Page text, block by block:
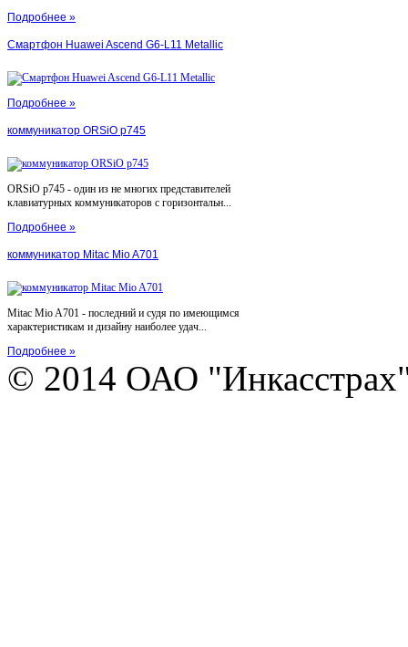
Подробнее »
Смартфон Huawei Ascend G6-L11 Metallic
Подробнее »
коммуникатор ORSiO p745
ORSiO p745 - один из не многих представителей
клавиатурных коммуникаторов с горизонтальн...
Подробнее »
коммуникатор Mitac Mio A701
Mitac Mio A701 - последний и судя по имеющимся
характеристикам и дизайну наиболее удач...
Подробнее »
© 2014 ОАО